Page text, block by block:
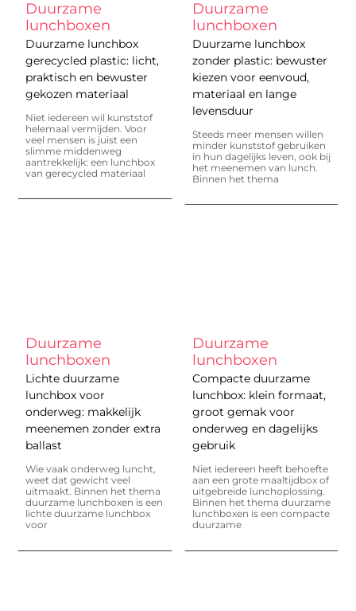
Duurzame
lunchboxen
Duurzame lunchbox
gerecycled plastic: licht,
praktisch en bewuster
gekozen materiaal
Niet iedereen wil kunststof
helemaal vermijden. Voor
veel mensen is juist een
slimme middenweg
aantrekkelijk: een lunchbox
van gerecycled materiaal
Duurzame
lunchboxen
Duurzame lunchbox
zonder plastic: bewuster
kiezen voor eenvoud,
materiaal en lange
levensduur
Steeds meer mensen willen
minder kunststof gebruiken
in hun dagelijks leven, ook bij
het meenemen van lunch.
Binnen het thema
Duurzame
lunchboxen
Lichte duurzame
lunchbox voor
onderweg: makkelijk
meenemen zonder extra
ballast
Wie vaak onderweg luncht,
weet dat gewicht veel
uitmaakt. Binnen het thema
duurzame lunchboxen is een
lichte duurzame lunchbox
voor
Duurzame
lunchboxen
Compacte duurzame
lunchbox: klein formaat,
groot gemak voor
onderweg en dagelijks
gebruik
Niet iedereen heeft behoefte
aan een grote maaltijdbox of
uitgebreide lunchoplossing.
Binnen het thema duurzame
lunchboxen is een compacte
duurzame